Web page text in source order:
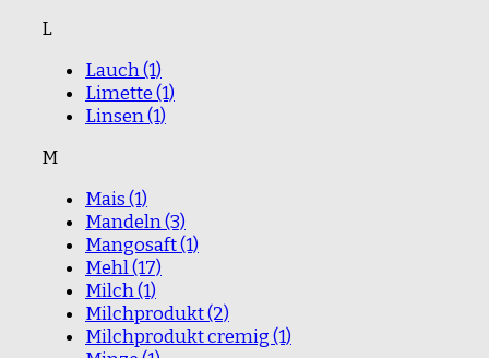
L
Lauch(1)
Limette(1)
Linsen(1)
M
Mais(1)
Mandeln(3)
Mangosaft(1)
Mehl(17)
Milch(1)
Milchprodukt(2)
Milchprodukt cremig(1)